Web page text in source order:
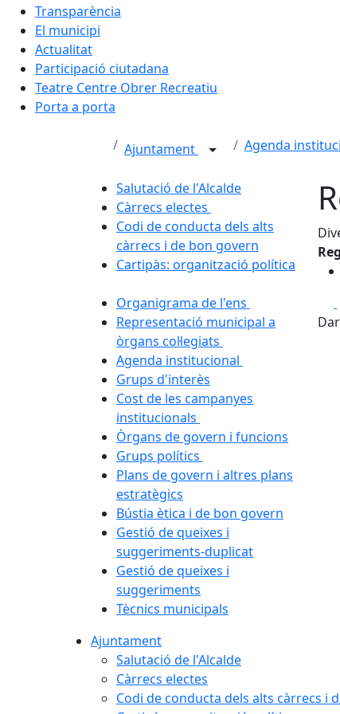
Transparència
El municipi
Actualitat
Participació ciutadana
Teatre Centre Obrer Recreatiu
Porta a porta
Ajuntament Agenda
Salutació de l'Alcalde
Càrrecs electes
Codi de conducta dels alts
càrrecs i de bon govern
Cartipàs: organització política
Organigrama de l'ens
Representació municipal a
òrgans col·legiats
Agenda institucional
Grups d'interès
Cost de les campanyes
institucionals
Òrgans de govern i funcions
Grups polítics
Plans de govern i altres plans
estratègics
Bústia ètica i de bon govern
Gestió de queixes i
suggeriments-duplicat
Gestió de queixes i
suggeriments
Tècnics municipals
Ajuntament
Salutació de l'Alcalde
Càrrecs electes
Codi de conducta dels alts càrrecs i